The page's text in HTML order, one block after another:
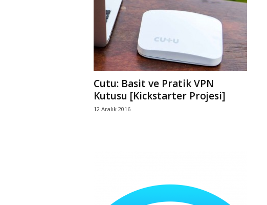
i
Cutu: Basit ve Pratik VPN
Kutusu [Kickstarter Projesi]
12 Aralık 2016